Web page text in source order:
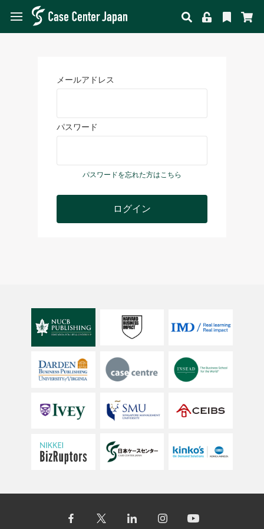
メールアドレス
パスワード
パスワードを忘れた方はこちら
ログイン